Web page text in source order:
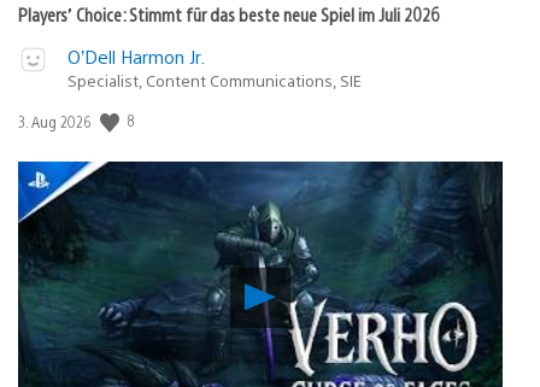
Players’ Choice: Stimmt für das beste neue Spiel im Juli 2026
O’Dell Harmon Jr.
Specialist, Content Communications, SIE
Veröffentlichungsdatum:
3. Aug 2026 8
Verho
–
Curse
of
Faces: